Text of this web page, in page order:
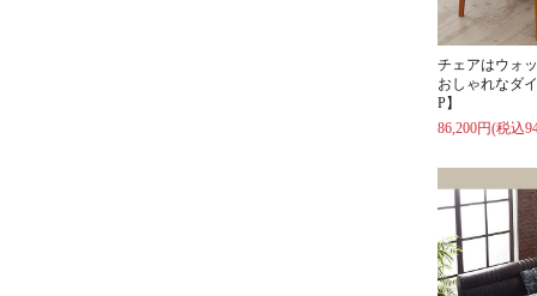
チェアはウォ
おしゃれなダ
P】
86,200円(税込